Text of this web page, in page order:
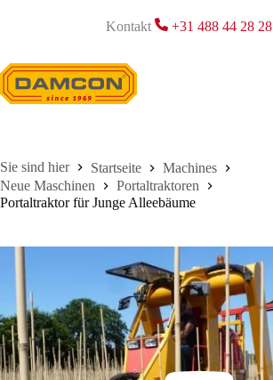
Kontakt +31 488 44 28 28
Startseite
Machines
Neue Maschinen
Portaltraktoren
Portaltraktor für Junge Alleebäume